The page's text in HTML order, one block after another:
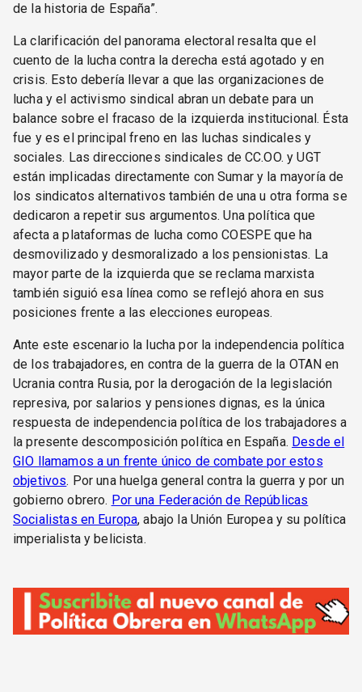
de la historia de España”.
La clarificación del panorama electoral resalta que el
cuento de la lucha contra la derecha está agotado y en
crisis. Esto debería llevar a que las organizaciones de
lucha y el activismo sindical abran un debate para un
balance sobre el fracaso de la izquierda institucional. Ésta
fue y es el principal freno en las luchas sindicales y
sociales. Las direcciones sindicales de CC.OO. y UGT
están implicadas directamente con Sumar y la mayoría de
los sindicatos alternativos también de una u otra forma se
dedicaron a repetir sus argumentos. Una política que
afecta a plataformas de lucha como COESPE que ha
desmovilizado y desmoralizado a los pensionistas. La
mayor parte de la izquierda que se reclama marxista
también siguió esa línea como se reflejó ahora en sus
posiciones frente a las elecciones europeas.
Ante este escenario la lucha por la independencia política
de los trabajadores, en contra de la guerra de la OTAN en
Ucrania contra Rusia, por la derogación de la legislación
represiva, por salarios y pensiones dignas, es la única
respuesta de independencia política de los trabajadores a
la presente descomposición política en España. Desde el
GIO llamamos a un frente único de combate por estos
objetivos. Por una huelga general contra la guerra y por un
gobierno obrero. Por una Federación de Repúblicas
Socialistas en Europa, abajo la Unión Europea y su política
imperialista y belicista.